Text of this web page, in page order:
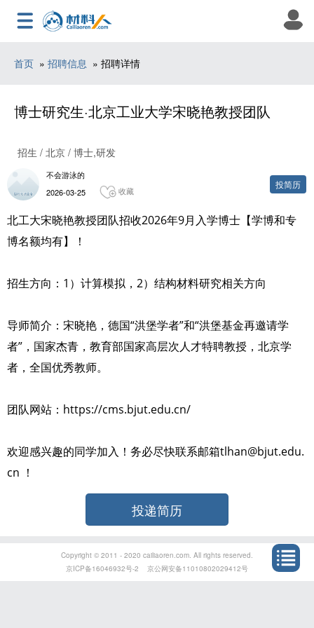
首页 » 招聘信息 » 招聘详情
博士研究生·北京工业大学宋晓艳教授团队
招生 / 北京 / 博士,研发
不会游泳的
投简历
2026-03-25 收藏
北工大宋晓艳教授团队招收2026年9月入学博士【学博和专
博名额均有】！
招生方向：1）计算模拟，2）结构材料研究相关方向
导师简介：宋晓艳，德国“洪堡学者”和“洪堡基金再邀请学
者”，国家杰青，教育部国家高层次人才特聘教授，北京学
者，全国优秀教师。
团队网站：https://cms.bjut.edu.cn/
欢迎感兴趣的同学加入！务必尽快联系邮箱tlhan@bjut.edu.
cn ！
投递简历
Copyright © 2011 - 2020 cailiaoren.com. All rights reserved.
京ICP备16046932号-2
京公网安备11010802029412号